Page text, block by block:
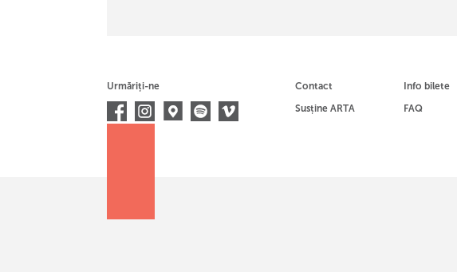
Urmăriți-ne
Contact
Susține ARTA
Info bilete
FAQ